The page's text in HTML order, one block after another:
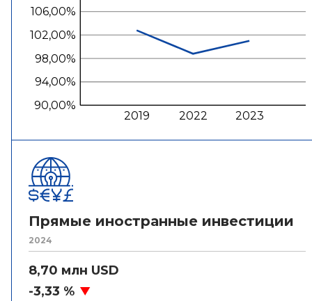
2019 2022 2023
90,00%
94,00%
98,00%
102,00%
106,00%
Прямые иностранные инвестиции
2024
8,70 млн USD
-3,33 %